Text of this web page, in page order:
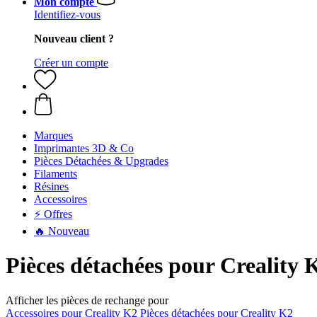
Identifiez-vous
Nouveau client ?
Créer un compte
Marques
Imprimantes 3D & Co
Pièces Détachées & Upgrades
Filaments
Résines
Accessoires
⚡ Offres
🔥 Nouveau
Pièces détachées pour Creality
Afficher les pièces de rechange pour
Accessoires pour Creality K2 Pièces détachées pour Creality K2